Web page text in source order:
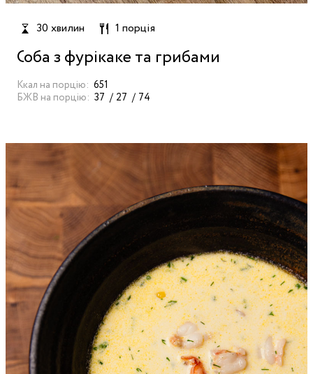
30 хвилин 1 порція
Соба з фурікаке та грибами
Ккал на порцію: 651
БЖВ на порцію: 37 27 74